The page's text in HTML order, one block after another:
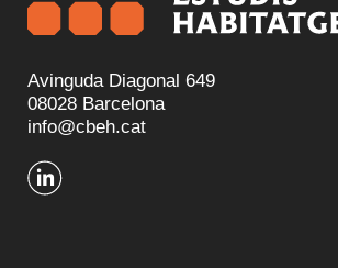
Avinguda Diagonal 649
08028 Barcelona
info@cbeh.cat